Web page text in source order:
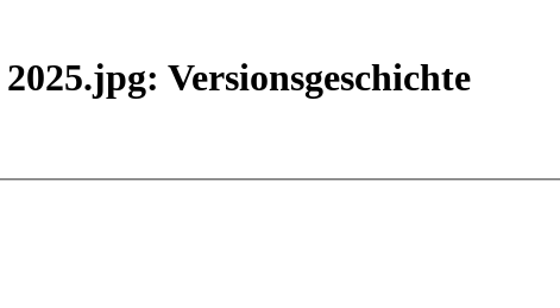
Versionsgeschichte